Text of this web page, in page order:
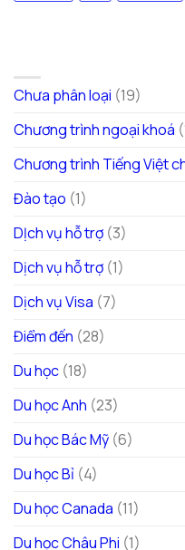
Chưa phân loại (19)
Chương trình ngoại khoá
Chương trình Tiếng Việt
Đào tạo (1)
DỊch vụ hỗ trợ (3)
Dịch vụ hỗ trợ (1)
Dịch vụ Visa (7)
Điểm đến (28)
Du học (18)
Du học Anh (23)
Du học Bác Mỹ (6)
Du học Bỉ (4)
Du học Canada (11)
Du học Châu Phi (1)